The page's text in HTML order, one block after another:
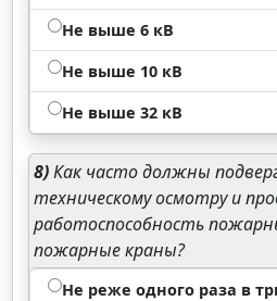
Не выше 6 кВ
Не выше 10 кВ
Не выше 32 кВ
8)Как часто должны
техническому осмотру и
работоспособность
пожарные краны?
Не реже одного раза в